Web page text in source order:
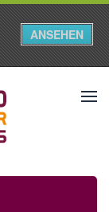
ANSEHEN